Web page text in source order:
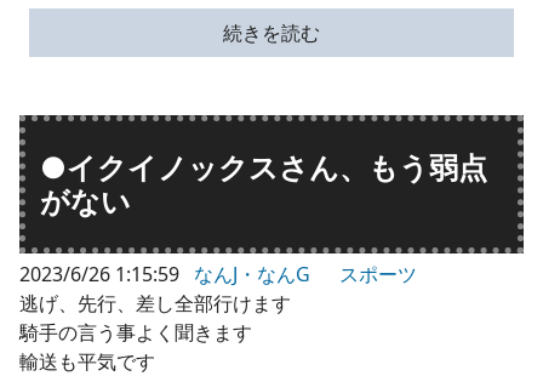
続きを読む
●イクイノックスさん、もう弱点
がない
2023/6/26 1:15:59 なんJ・なんG
スポーツ
逃げ、先行、差し全部行けます
騎手の言う事よく聞きます
輸送も平気です